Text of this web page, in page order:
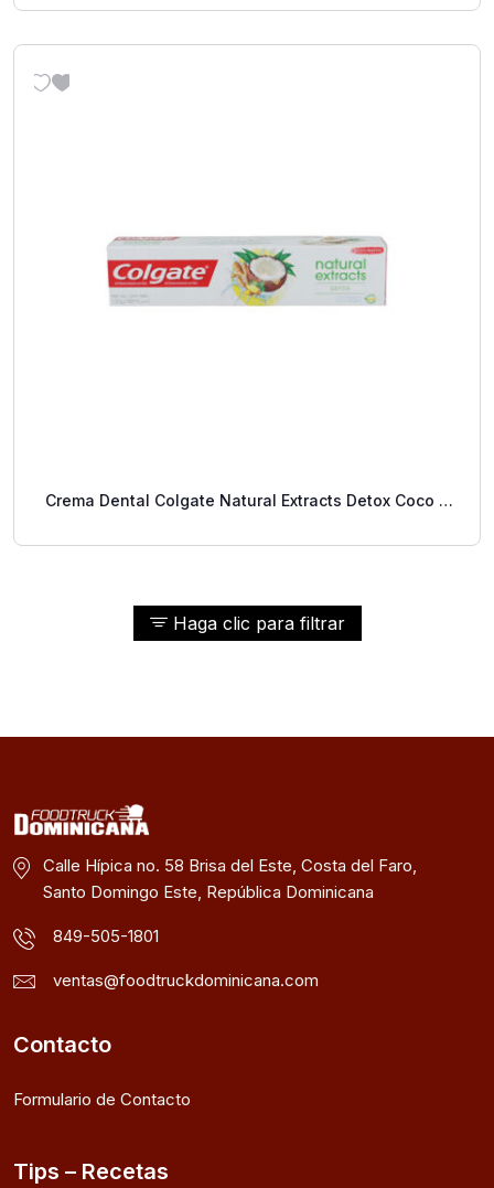
Haga clic para filtrar
Crema Dental Colgate Natural Extracts Detox Coco Y
Calle Hípica no. 58 Brisa del Este, Costa del Faro,
Santo Domingo Este, República Dominicana
849-505-1801
ventas@foodtruckdominicana.com
Contacto
Formulario de Contacto
Tips – Recetas